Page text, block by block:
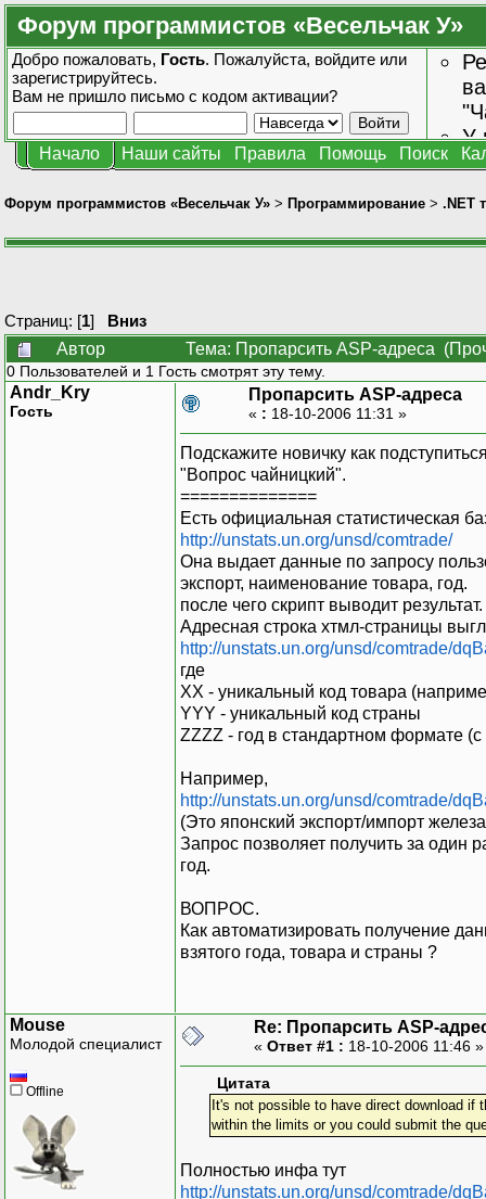
Форум программистов «Весельчак У»
Добро пожаловать, Гость. Пожалуйста, войдите или
зарегистрируйтесь.
Вам не пришло письмо с кодом активации?
У
Начало Наши сайты Правила Помощь Поиск
Форум программистов «Весельчак У» > Программирование > .NET
Страниц: [1] Вниз
Автор
Тема: Пропарсить ASP-адреса
0 Пользователей и 1 Гость смотрят эту тему.
Andr_Kry
Гость
Пропарсить ASP-адреса
« : 18-10-2006 11:31 »
Подскажите новичку как
"Вопрос чайницкий".
==============
Есть официальная статистическая
http://unstats.un.org/unsd/comtrade/
Она выдает данные по запросу
экспорт, наименование товара, год.
после чего скрипт выводит результат.
Адресная строка хтмл-страницы
http://unstats.un.org/unsd/comtrade/
где
XX - уникальный код товара
YYY - уникальный код страны
ZZZZ - год в стандартном формате
Например,
http://unstats.un.org/unsd/comtrade/
(Это японский экспорт/импорт
Запрос позволяет получить за
год.
ВОПРОС.
Как автоматизировать получение
взятого года, товара и страны ?
Mouse
Молодой специалист
Offline
Re: Пропарсить ASP-
« Ответ #1 : 18-10-2006 11:46
Цитата
It's not possible to have direct download if
within the limits or you could submit the
Полностью инфа тут
http://unstats.un.org/unsd/comtrade/